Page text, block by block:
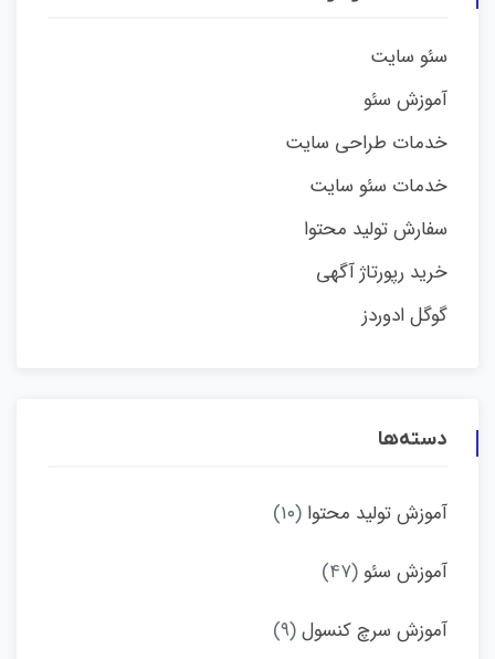
سئو سایت
آموزش سئو
خدمات طراحی سایت
خدمات سئو سایت
سفارش تولید محتوا
خرید رپورتاژ آگهی
گوگل ادوردز
دسته‌ها
آموزش تولید محتوا (۱۰)
آموزش سئو (۴۷)
آموزش سرچ کنسول(۹)